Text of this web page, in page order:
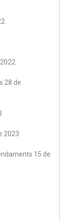
28 de
2023
15 de